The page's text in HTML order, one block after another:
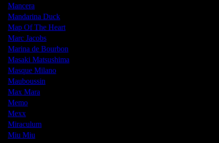
Mancera
Mandarina Duck
Map Of The Heart
Marc Jacobs
Marina de Bourbon
Masaki Matsushima
Masque Milano
Mauboussin
Max Mara
Memo
Mexx
Miraculum
Miu Miu